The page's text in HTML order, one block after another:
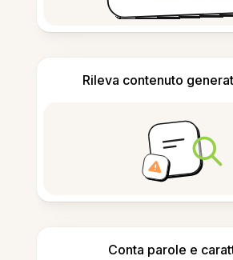
Rileva contenuto
Conta parole e